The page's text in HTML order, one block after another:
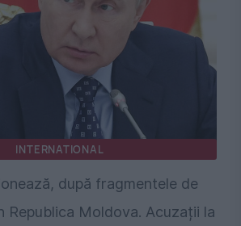
INTERNATIONAL
după fragmentele de
Republica Moldova. Acuzații la